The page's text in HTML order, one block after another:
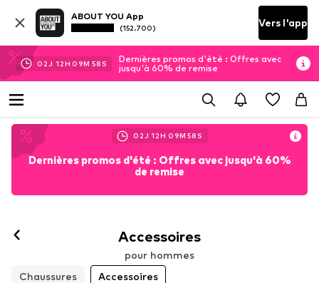
ABOUT YOU App
(152.700) Vers l'app
02J 12H 09M 56 S
Dernières promos d'été : Offres avec
jusqu'à 60% de remise
02J 12H 09M 56 S
Dernières promos d'été : Offres avec jusqu'à 60%
de remise
Accessoires
pour hommes
Chaussures
Accessoires